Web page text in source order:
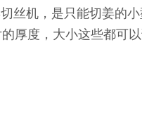
丝机，是只能切姜的
厚度，大小这些都可